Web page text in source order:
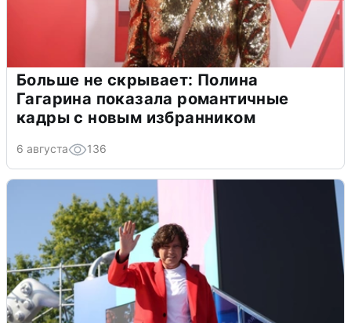
Больше не скрывает: Полина
Гагарина показала романтичные
кадры с новым избранником
6 августа 136